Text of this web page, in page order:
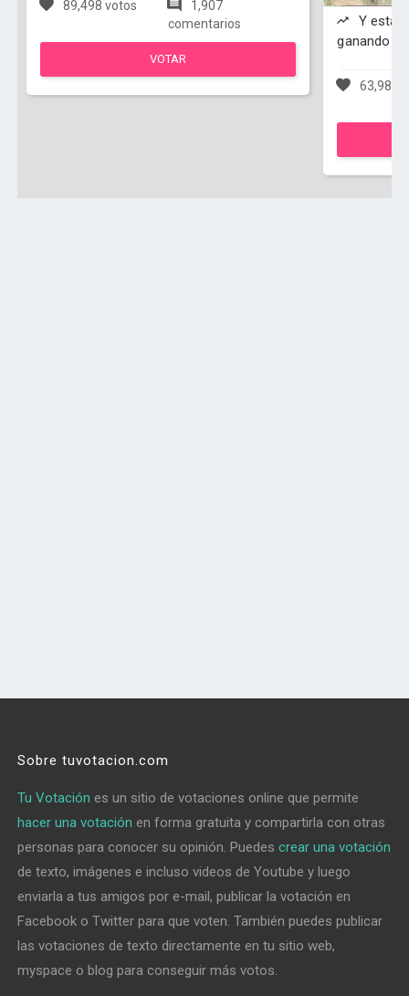
89,498 votos
1,907
comentarios
VOTAR
Y esta
ganando
63,984
Sobre tuvotacion.com
Tu Votación es un sitio de votaciones online que permite
hacer una votación en forma gratuita y compartirla con otras
personas para conocer su opinión. Puedescrear una votación
de texto, imágenes e incluso videos de Youtube y luego
enviarla a tus amigos por e-mail, publicar la votación en
Facebook o Twitter para que voten. También puedes publicar
las votaciones de texto directamente en tu sitio web,
myspace o blog para conseguir más votos.